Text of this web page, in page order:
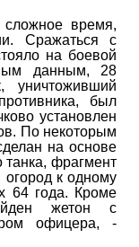
время,
Сражаться с
на боевой
данным, 28
уничтоживший
был
установлен
По некоторым
на основе
танка, фрагмент
огород к одному
64 года. Кроме
жетон с
офицера, -